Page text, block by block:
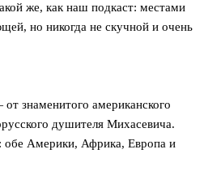
же, как наш подкаст: местами
но никогда не скучной и очень
знаменитого американского
душителя Михасевича.
обе Америки, Африка, Европа и